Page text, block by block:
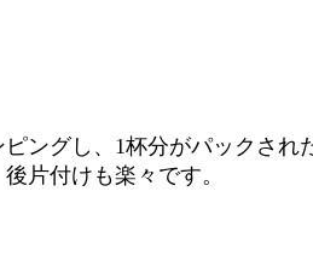
ングし、1杯分がパックされ
片付けも楽々です。